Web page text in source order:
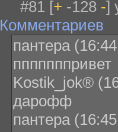
#81 [+ -128 -]
Комментариев
пантера
пппппппривет
Kostik_jok®
дарофф
пантера